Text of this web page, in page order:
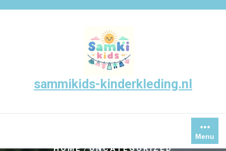
sammikids-kinderkleding.nl
Menu
HOME/UNCATEGORIZED